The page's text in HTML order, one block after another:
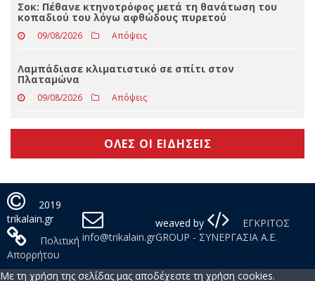
Έρχονται 420 νέες προσλήψεις στο Λιμενικό Σώμα
09/08/2026 Απόψεις
Σοκ: Πέθανε κτηνοτρόφος μετά τη θανάτωση του
κοπαδιού του λόγω αφθώδους πυρετού
09/08/2026 Απόψεις
Λαμπάδιασε κλιματιστικό σε σπίτι στον
09/08/2026 Απόψεις
2019